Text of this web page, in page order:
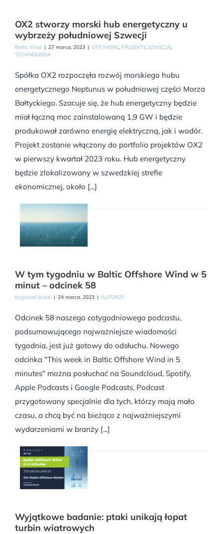
OX2 stworzy morski hub energetyczny u
wybrzeży południowej Szwecji
Baltic Wind | 27 marca, 2023 | OFFSHORE, PROJEKTY, SZWECJA,
TECHNOLOGIA
Spółka OX2 rozpoczęła rozwój morskiego hubu
energetycznego Neptunus w południowej części Morza
Bałtyckiego. Szacuje się, że hub energetyczny będzie
miał łączną moc zainstalowaną 1,9 GW i będzie
produkował zarówno energię elektryczną, jak i wodór.
Projekt zostanie włączony do portfolio projektów OX2
w pierwszy kwartał 2023 roku. Hub energetyczny
będzie zlokalizowany w szwedzkiej strefie
ekonomicznej, około [...]
W tym tygodniu w Baltic Offshore Wind w 5
minut – odcinek 58
Krzysztof Bulski | 24 marca, 2023 | AUTORZY
Odcinek 58 naszego cotygodniowego podcastu,
podsumowującego najważniejsze wiadomości
tygodnia, jest już gotowy do odsłuchu. Nowego
odcinka "This week in Baltic Offshore Wind in 5
minutes" można posłuchać na Soundcloud, Spotify,
Apple Podcasts i Google Podcasts. Podcast
przygotowany specjalnie dla tych, którzy mają mało
czasu, a chcą być na bieżąco z najważniejszymi
wydarzeniami w branży [...]
Wyjątkowe badanie: ptaki unikają łopat
turbin wiatrowych